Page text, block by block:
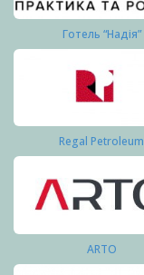
Готель “Надія”
Regal Petroleum
ARTO